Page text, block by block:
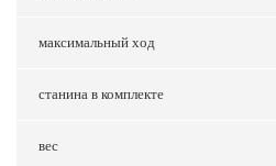
максимальный ход
станина в комплекте
вес